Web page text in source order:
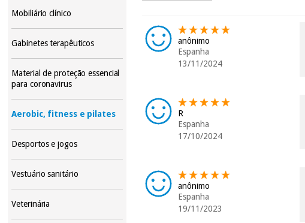
Mobiliário clínico
Gabinetes terapêuticos
Material de proteção essencial
para coronavirus
Aerobic, fitness e pilates
Desportos e jogos
Vestuário sanitário
Veterinária
anônimo
Espanha
13/11/2024
R
Espanha
17/10/2024
anônimo
Espanha
19/11/2023